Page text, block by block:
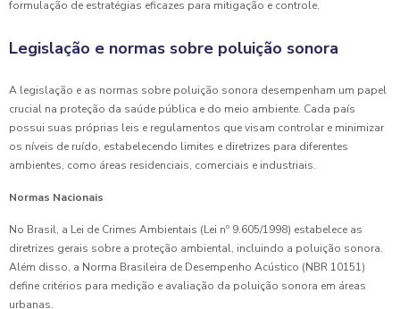
formulação de estratégias eficazes para mitigação e controle.
Legislação e normas sobre poluição sonora
A legislação e as normas sobre poluição sonora desempenham um papel
crucial na proteção da saúde pública e do meio ambiente. Cada país
possui suas próprias leis e regulamentos que visam controlar e minimizar
os níveis de ruído, estabelecendo limites e diretrizes para diferentes
ambientes, como áreas residenciais, comerciais e industriais.
Normas Nacionais
No Brasil, a Lei de Crimes Ambientais (Lei nº 9.605/1998) estabelece as
diretrizes gerais sobre a proteção ambiental, incluindo a poluição sonora.
Além disso, a Norma Brasileira de Desempenho Acústico (NBR 10151)
define critérios para medição e avaliação da poluição sonora em áreas
urbanas.